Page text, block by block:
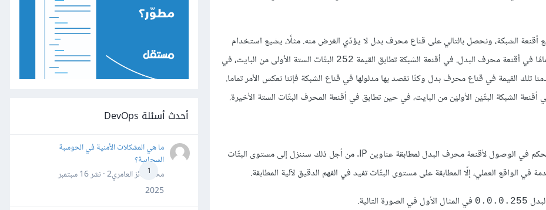
الشبكة، ونحصل بالتالي على قناع محرف بدل لا يؤدّي الغرض منه. مثلًا، يشيع استخدام
في أقنعة محرف البدل. في أقنعة الشبكة تطابق القيمة 252 البتّات الستة الأولى من البايت، في
القيمة في قناع محرف بدل وكنّا نقصد بها مدلولها في قناع الشبكة فإننا نعكس الأمر تماما.
الشبكة البتّيْن الأوليْن من البايت، في حين تطابق في أقنعة المحرف البتّات الستة الأخيرة.
سنتعرَّف في الفقرات التالية بالتفصيل على كيفية استخدام لوائح التحكم في الوصول لأقنعة محرف البدل لمطابقة عناوين IP. من أجل ذلك سننزل إلى مستوى البتّات
في الواقع العملي، إلّا المطابقة على مستوى البتّات تفيد في الفهم الدقيق لآلية المطابقة.
0.0.0.255 في المثال الأول في الصورة التالية.
أحدث أسئلة DevOps
1
ما هي المشكلات الأمنية في الحوسبة
السحابية؟
محمد فائز العامري2 · نشر
16 سبتمبر
2025